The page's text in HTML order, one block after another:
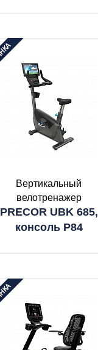
Вертикальный
велотренажер
PRECOR UBK 685,
консоль P84